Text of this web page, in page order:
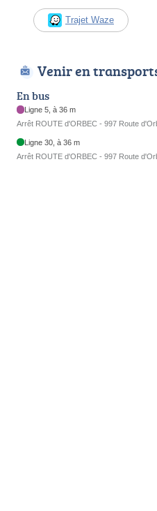
Trajet Waze
Venir en
En bus
Ligne 5, à 36 m
Arrêt ROUTE d'ORBEC - 997 Route
Ligne 30, à 36 m
Arrêt ROUTE d'ORBEC - 997 Route